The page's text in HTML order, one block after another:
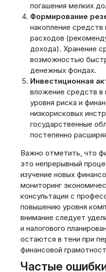
погашения мелких
Формирование
накопление средств
расходов
дохода). Хранение
возможностью
денежных фондах.
Инвестиционная
вложение средств
уровня риска и
низкорисковых
государственные
постепенно
Важно отметить‚ что
это непрерывный
изучение новых
мониторинг
консультации с
повышению уровня
внимание следует
и налогового
остаются в тени при
финансовой
Частые